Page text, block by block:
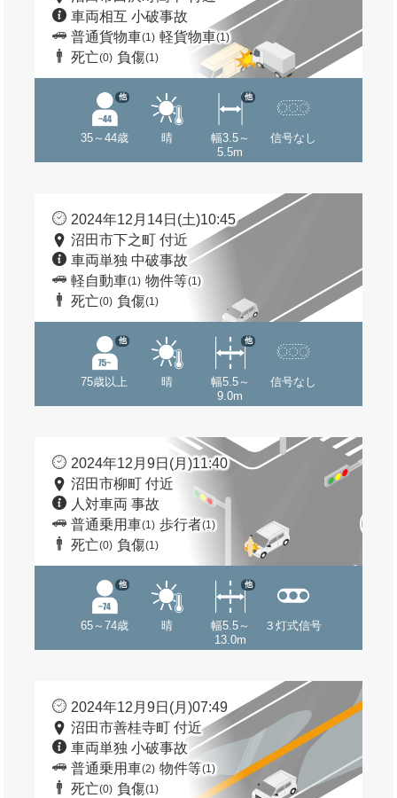
車両相互 小破事故
普通貨物車(1) 軽貨物車(1)
死亡(0) 負傷(1)
35～44歳
他
晴
幅3.5～
5.5m
他
信号なし
2024年12月14日(土)10:45
沼田市下之町 付近
車両単独 中破事故
軽自動車(1) 物件等(1)
死亡(0) 負傷(1)
75歳以上
他
晴
幅5.5～
9.0m
他
信号なし
2024年12月9日(月)11:40
沼田市柳町 付近
人対車両 事故
普通乗用車(1) 歩行者(1)
死亡(0) 負傷(1)
65～74歳
他
晴
幅5.5～
13.0m
他
３灯式信号
2024年12月9日(月)07:49
沼田市善桂寺町 付近
車両単独 小破事故
普通乗用車(2) 物件等(1)
死亡(0) 負傷(1)